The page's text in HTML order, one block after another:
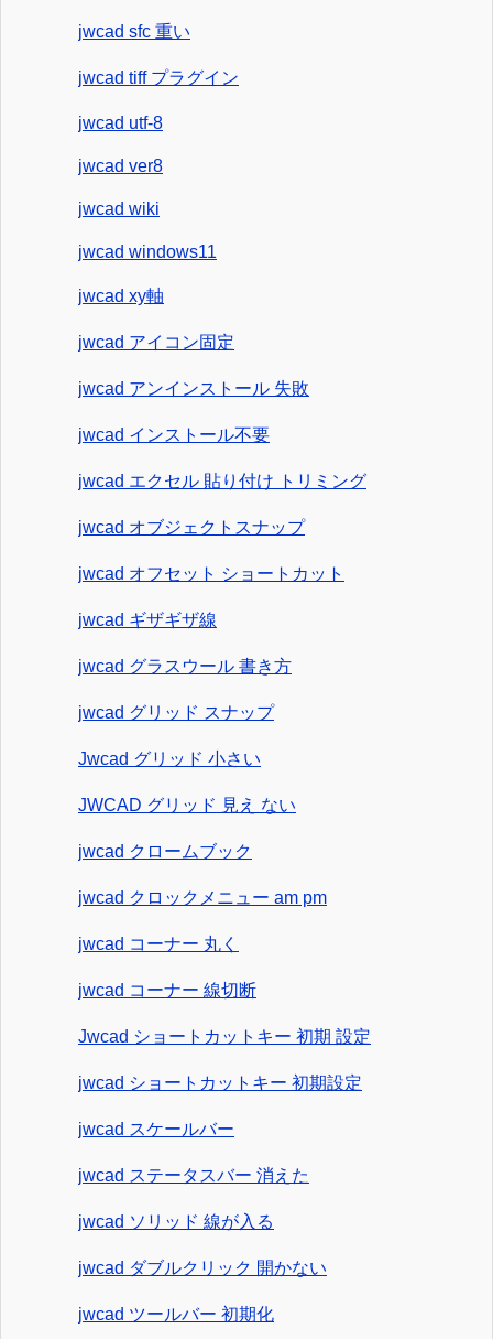
jwcad sfc 重い
jwcad tiff プラグイン
jwcad utf-8
jwcad ver8
jwcad wiki
jwcad windows11
jwcad xy軸
jwcad アイコン固定
jwcad アンインストール 失敗
jwcad インストール不要
jwcad エクセル 貼り付け トリミング
jwcad オブジェクトスナップ
jwcad オフセット ショートカット
jwcad ギザギザ線
jwcad グラスウール 書き方
jwcad グリッド スナップ
Jwcad グリッド 小さい
JWCAD グリッド 見え ない
jwcad クロームブック
jwcad クロックメニュー am pm
jwcad コーナー 丸く
jwcad コーナー 線切断
Jwcad ショートカットキー 初期 設定
jwcad ショートカットキー 初期設定
jwcad スケールバー
jwcad ステータスバー 消えた
jwcad ソリッド 線が入る
jwcad ダブルクリック 開かない
jwcad ツールバー 初期化